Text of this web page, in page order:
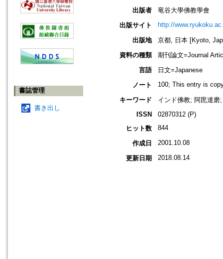
書誌管理
書き出し
出版者
竜谷大學佛教學會
出版サイト
http://
出版地
京都, 日本 [Kyoto,
資料の種類
期刊論文=Journal
言語
日文=Japanese
ノート
100; This entry is
キーワード
インド佛教; 阿毘達
ISSN
02870312 (P)
ヒット数
844
作成日 2001.10.08
更新日期 2018.08.14